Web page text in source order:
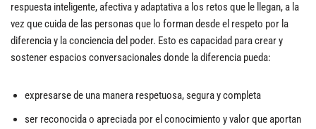
respuesta inteligente, afectiva y adaptativa a los retos que le llegan, a la
vez que cuida de las personas que lo forman desde el respeto por la
diferencia y la conciencia del poder. Esto es capacidad para crear y
sostener espacios conversacionales donde la diferencia pueda:
expresarse de una manera respetuosa, segura y completa
ser reconocida o apreciada por el conocimiento y valor que aportan